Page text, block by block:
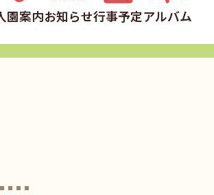
園案内お知らせ行事予定アルバム